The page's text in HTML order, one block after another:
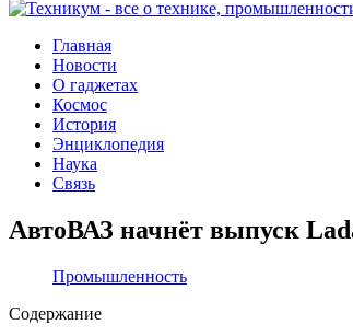
Главная
Новости
О гаджетах
Космос
История
Энциклопедия
Наука
Связь
АвтоВАЗ начнёт выпуск
Промышленность
Содержание